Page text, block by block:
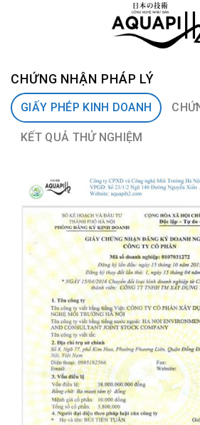
CHỨNG NHẬN PHÁP LÝ
GIẤY PHÉP KINH DOANH
KẾT QUẢ THỬ NGHIỆM